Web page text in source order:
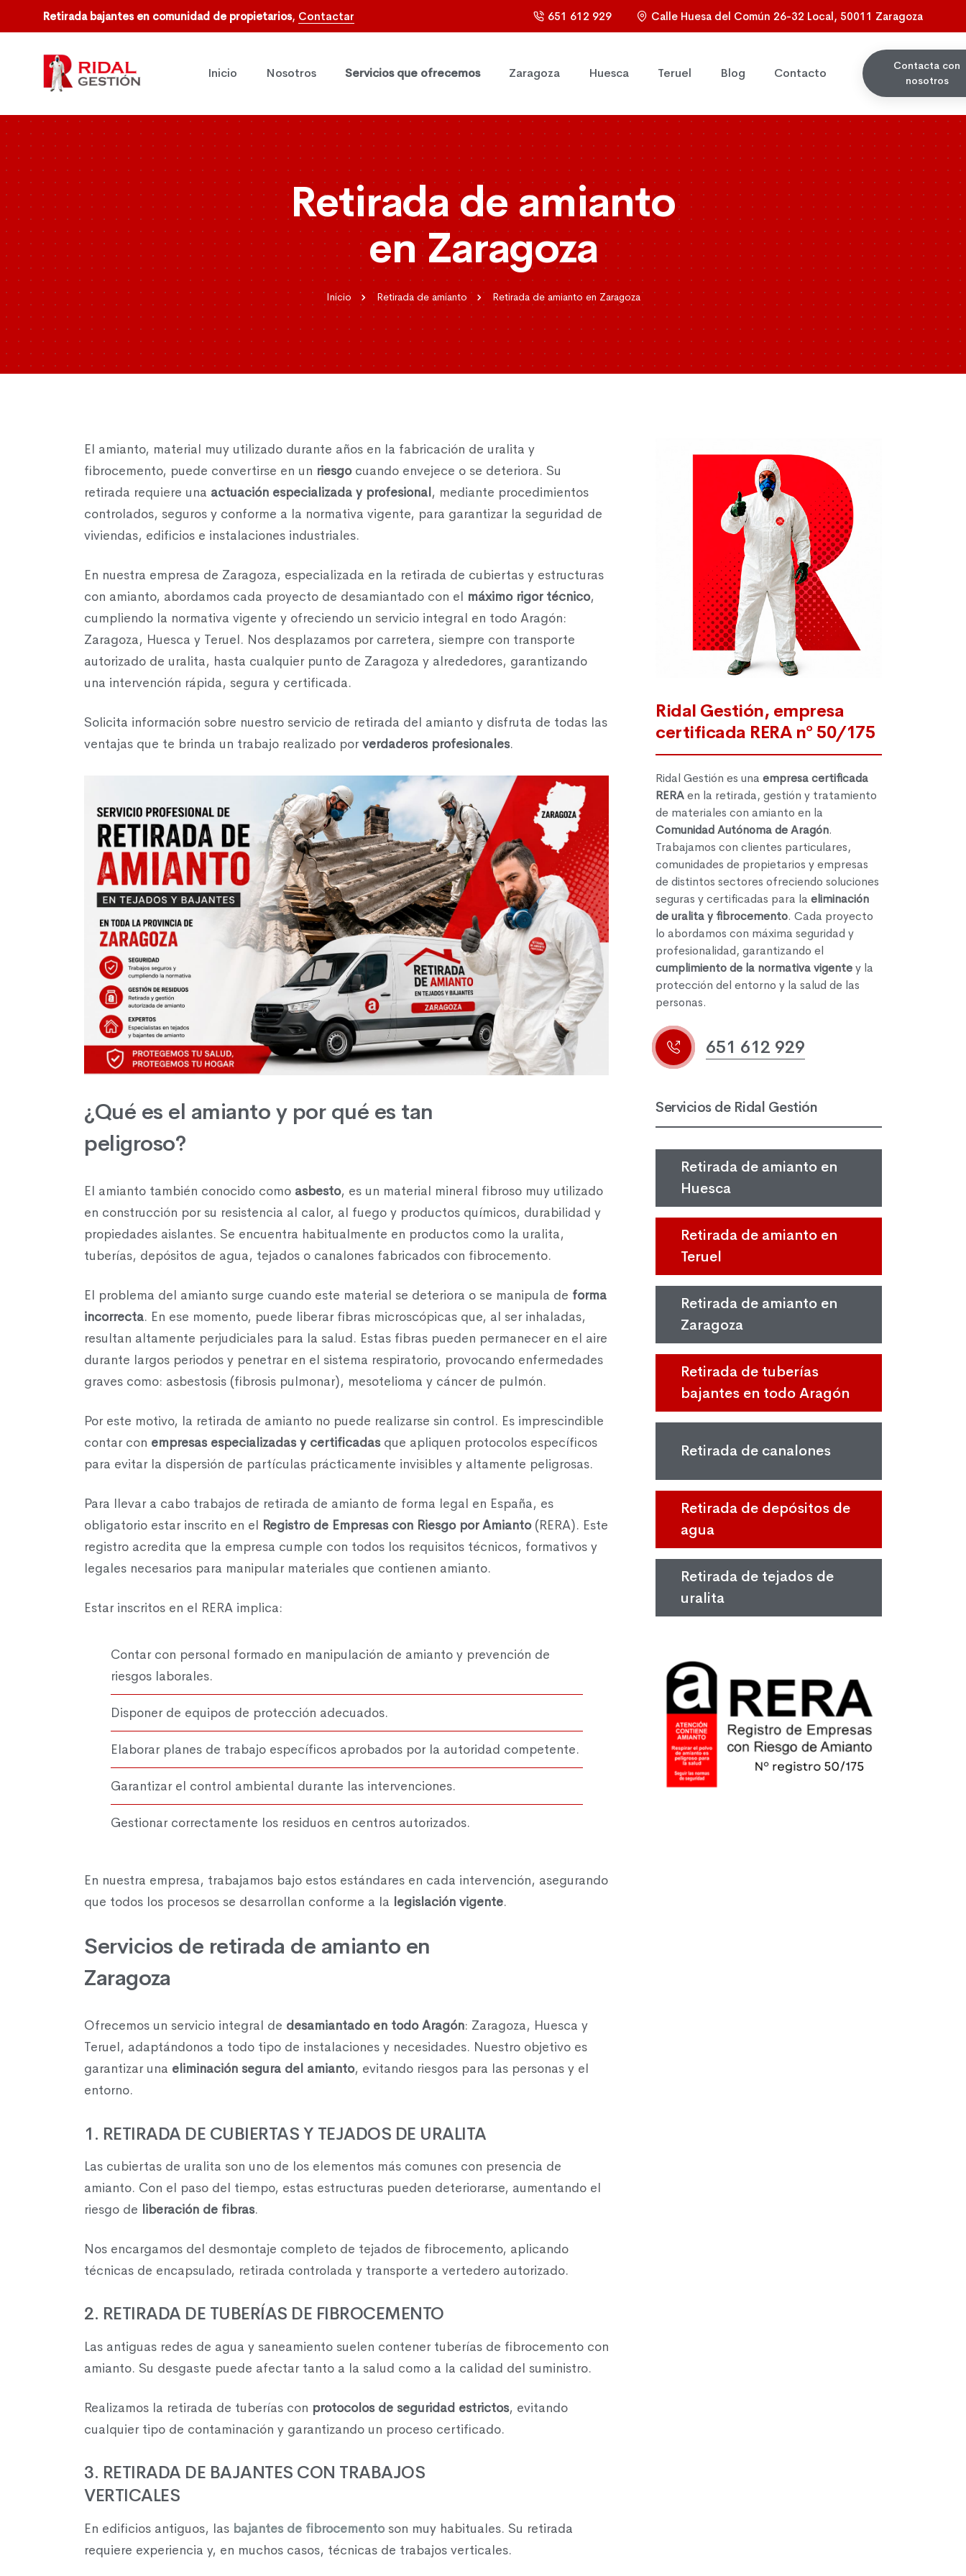
Retirada bajantes en comunidad de propietarios, Contactar 651 612 929 Calle Huesa del Común 26-32 Local, 50011 Zaragoza
Inicio Nosotros Servicios que ofrecemos Zaragoza Huesca Teruel Blog Contacto
Contacta con
nosotros
Retirada de amianto
en Zaragoza
Inicio Retirada de amianto Retirada de amianto en Zaragoza
El amianto, material muy utilizado durante años en la fabricación de uralita y
fibrocemento, puede convertirse en un riesgocuando envejece o se deteriora. Su
retirada requiere una actuación especializada y profesional, mediante procedimientos
controlados, seguros y conforme a la normativa vigente, para garantizar la seguridad de
viviendas, edificios e instalaciones industriales.
En nuestra empresa de Zaragoza, especializada en la retirada de cubiertas y estructuras
con amianto, abordamos cada proyecto de desamiantado con el máximo rigor técnico,
cumpliendo la normativa vigente y ofreciendo un servicio integral en todo Aragón:
Zaragoza, Huesca y Teruel. Nos desplazamos por carretera, siempre con transporte
autorizado de uralita, hasta cualquier punto de Zaragoza y alrededores, garantizando
una intervención rápida, segura y certificada.
Solicita información sobre nuestro servicio de retirada del amianto y disfruta de todas las
ventajas que te brinda un trabajo realizado porverdaderos profesionales.
¿Qué es el amianto y por qué es tan
peligroso?
El amianto también conocido como asbesto, es un material mineral fibroso muy utilizado
en construcción por su resistencia al calor, al fuego y productos químicos, durabilidad y
propiedades aislantes. Se encuentra habitualmente en productos como la uralita,
tuberías, depósitos de agua, tejados o canalones fabricados con fibrocemento.
El problema del amianto surge cuando este material se deteriora o se manipula de forma
incorrecta. En ese momento, puede liberar fibras microscópicas que, al ser inhaladas,
resultan altamente perjudiciales para la salud. Estas fibras pueden permanecer en el aire
durante largos periodos y penetrar en el sistema respiratorio, provocando enfermedades
graves como: asbestosis (fibrosis pulmonar), mesotelioma y cáncer de pulmón.
Por este motivo, la retirada de amianto no puede realizarse sin control. Es imprescindible
contar con empresas especializadas y certificadasque apliquen protocolos específicos
para evitar la dispersión de partículas prácticamente invisibles y altamente peligrosas.
Para llevar a cabo trabajos de retirada de amianto de forma legal en España, es
obligatorio estar inscrito en el Registro de Empresas con Riesgo por Amianto(RERA). Este
registro acredita que la empresa cumple con todos los requisitos técnicos, formativos y
legales necesarios para manipular materiales que contienen amianto.
Estar inscritos en el RERA implica:
Contar con personal formado en manipulación de amianto y prevención de
riesgos laborales.
Disponer de equipos de protección adecuados.
Elaborar planes de trabajo específicos aprobados por la autoridad competente.
Garantizar el control ambiental durante las intervenciones.
Gestionar correctamente los residuos en centros autorizados.
En nuestra empresa, trabajamos bajo estos estándares en cada intervención, asegurando
que todos los procesos se desarrollan conforme a la legislación vigente.
Servicios de retirada de amianto en
Zaragoza
Ofrecemos un servicio integral de desamiantado en todo Aragón: Zaragoza, Huesca y
Teruel, adaptándonos a todo tipo de instalaciones y necesidades. Nuestro objetivo es
garantizar una eliminación segura del amianto, evitando riesgos para las personas y el
entorno.
1. RETIRADA DE CUBIERTAS Y TEJADOS DE URALITA
Las cubiertas de uralita son uno de los elementos más comunes con presencia de
amianto. Con el paso del tiempo, estas estructuras pueden deteriorarse, aumentando el
riesgo de liberación de fibras.
Nos encargamos del desmontaje completo de tejados de fibrocemento, aplicando
técnicas de encapsulado, retirada controlada y transporte a vertedero autorizado.
2. RETIRADA DE TUBERÍAS DE FIBROCEMENTO
Las antiguas redes de agua y saneamiento suelen contener tuberías de fibrocemento con
amianto. Su desgaste puede afectar tanto a la salud como a la calidad del suministro.
Realizamos la retirada de tuberías con protocolos de seguridad estrictos, evitando
cualquier tipo de contaminación y garantizando un proceso certificado.
3. RETIRADA DE BAJANTES CON TRABAJOS
VERTICALES
En edificios antiguos, las bajantes de fibrocementoson muy habituales. Su retirada
requiere experiencia y, en muchos casos, técnicas de trabajos verticales.
Ridal Gestión, empresa
certificada RERA nº 50/175
Ridal Gestión es una empresa certificada
RERAen la retirada, gestión y tratamiento
de materiales con amianto en la
Comunidad Autónoma de Aragón.
Trabajamos con clientes particulares,
comunidades de propietarios y empresas
de distintos sectores ofreciendo soluciones
seguras y certificadas para la eliminación
de uralita y fibrocemento. Cada proyecto
lo abordamos con máxima seguridad y
profesionalidad, garantizando el
cumplimiento de la normativa vigentey la
protección del entorno y la salud de las
personas.
651 612 929
Servicios de Ridal Gestión
Retirada de amianto en
Huesca
Retirada de amianto en
Teruel
Retirada de amianto en
Zaragoza
Retirada de tuberías
bajantes en todo Aragón
Retirada de canalones
Retirada de depósitos de
agua
Retirada de tejados de
uralita